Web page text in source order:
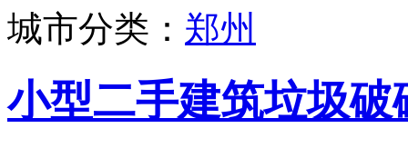
城市分类： 郑州
小型二手建筑垃圾破